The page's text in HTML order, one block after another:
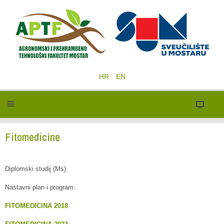
HR EN
Fitomedicine
Diplomski studij (Ms)
Nastavni plan i program:
FITOMEDICINA 2018